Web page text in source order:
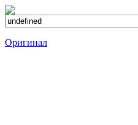
Оригинал